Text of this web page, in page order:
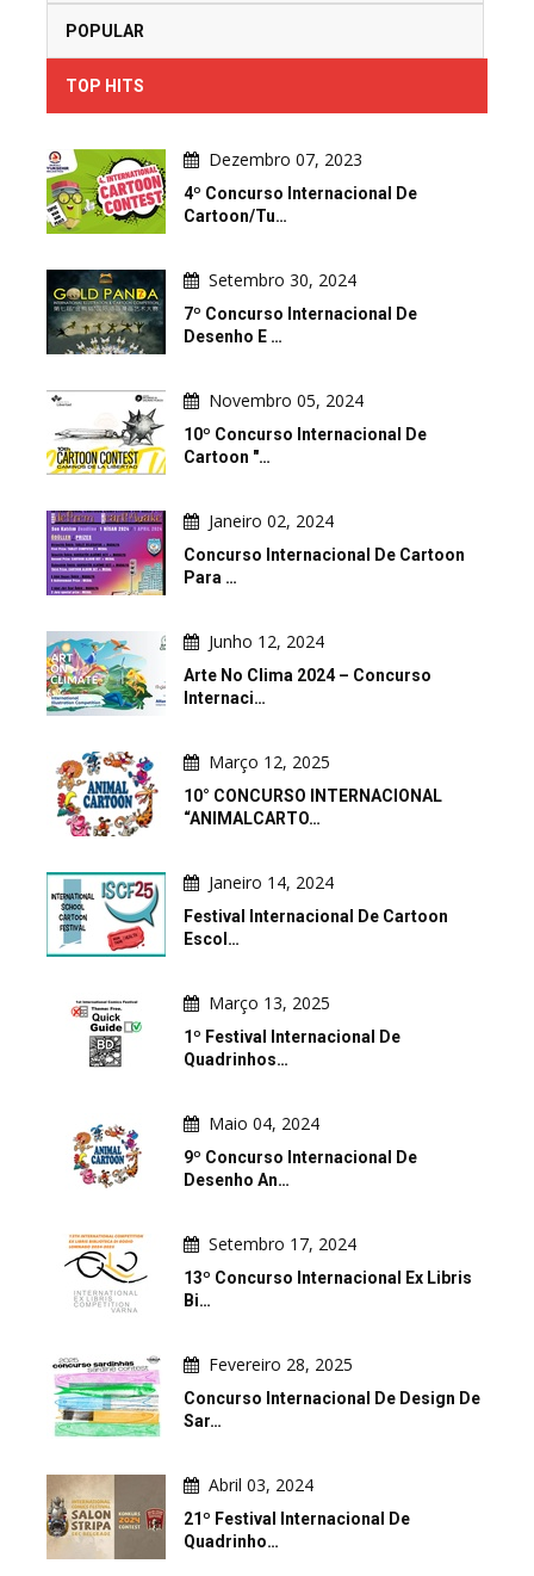
POPULAR
TOP HITS
Dezembro 07, 2023
4º Concurso Internacional De
Cartoon/Tu…
Setembro 30, 2024
7º Concurso Internacional De
Desenho E …
Novembro 05, 2024
10º Concurso Internacional De
Cartoon "…
Janeiro 02, 2024
Concurso Internacional De Cartoon
Para …
Junho 12, 2024
Arte No Clima 2024 – Concurso
Internaci…
Março 12, 2025
10° CONCURSO INTERNACIONAL
“ANIMALCARTO…
Janeiro 14, 2024
Festival Internacional De Cartoon
Escol…
Março 13, 2025
1º Festival Internacional De
Quadrinhos…
Maio 04, 2024
9º Concurso Internacional De
Desenho An…
Setembro 17, 2024
13º Concurso Internacional Ex Libris
Bi…
Fevereiro 28, 2025
Concurso Internacional De Design De
Sar…
Abril 03, 2024
21º Festival Internacional De
Quadrinho…